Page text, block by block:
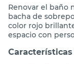
Renovar el baño
bacha de
color rojo
espacio con